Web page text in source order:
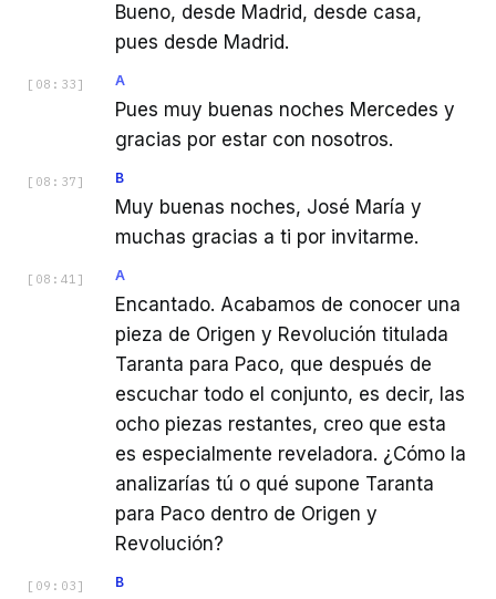
Bueno, desde Madrid, desde casa,
pues desde Madrid.
[ 08:33 ] A
Pues muy buenas noches Mercedes y
gracias por estar con nosotros.
[ 08:37 ] B
Muy buenas noches, José María y
muchas gracias a ti por invitarme.
[ 08:41 ] A
Encantado. Acabamos de conocer una
pieza de Origen y Revolución titulada
Taranta para Paco, que después de
escuchar todo el conjunto, es decir, las
ocho piezas restantes, creo que esta
es especialmente reveladora. ¿Cómo la
analizarías tú o qué supone Taranta
para Paco dentro de Origen y
Revolución?
[ 09:03 ] B